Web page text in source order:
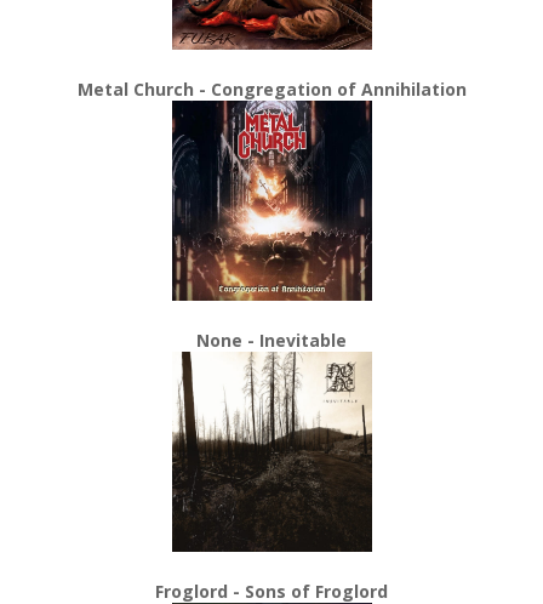
Metal Church - Congregation of Annihilation
None - Inevitable
Froglord - Sons of Froglord